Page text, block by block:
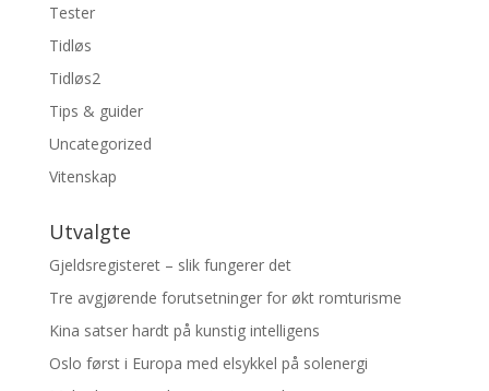
Tester
Tidløs
Tidløs2
Tips & guider
Uncategorized
Vitenskap
Utvalgte
Gjeldsregisteret – slik fungerer det
Tre avgjørende forutsetninger for økt romturisme
Kina satser hardt på kunstig intelligens
Oslo først i Europa med elsykkel på solenergi